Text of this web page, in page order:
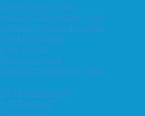
Klubbmesterskapet
Konrad Timestrening (vår)
Klubbmesterskap Lynsjakk
KM Hurtigsjakk
Høst-konrad
Høstturneringen
Konrad Timestrening (høst)
Klubbmesterskapet
KM Lynsjakk
Vår-konrad